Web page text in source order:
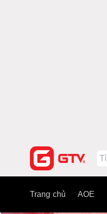
Trang chủ AOE